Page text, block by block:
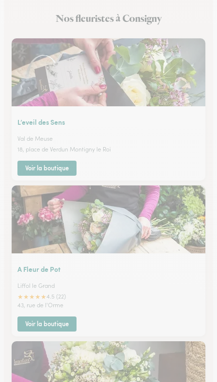
Nos fleuristes à Consigny
L’eveil des Sens
Val de Meuse
18, place de Verdun Montigny le Roi
Voir la boutique
A Fleur de Pot
Liffol le Grand
★★★★★4.5 (22)
43, rue de l'Orme
Voir la boutique